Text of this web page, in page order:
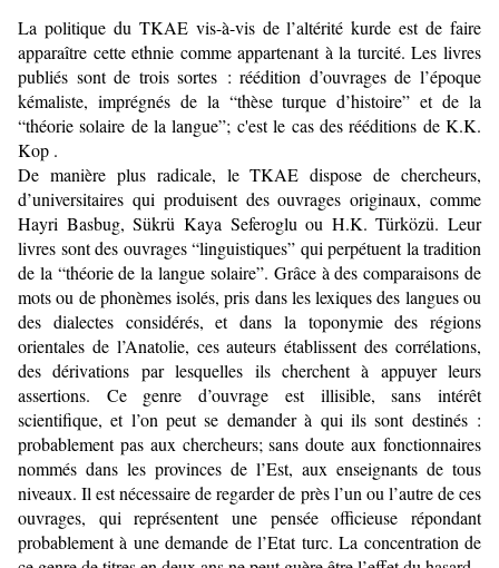
La politique du TKAE vis-à-vis de l’altérité kurde est de faire
appa­raître cette ethnie comme appartenant à la turcité. Les livres
publiés sont de trois sortes : réédition d’ouvrages de l’époque
kémaliste, imprégnés de la “thèse turque d’histoire” et de la
“théorie solaire de la langue”; c'est le cas des rééditions de K.K.
Kop .
De manière plus radicale, le TKAE dispose de chercheurs,
d’universitaires qui produisent des ouvrages originaux, comme
Hayri Basbug, Sükrü Kaya Seferoglu ou H.K. Türközü. Leur
livres sont des ouvrages “linguistiques” qui perpétuent la tradition
de la “théorie de la langue solaire”. Grâce à des comparaisons de
mots ou de phonèmes isolés, pris dans les lexiques des langues ou
des dialectes considérés, et dans la toponymie des régions
orientales de l’Anatolie, ces auteurs établissent des corrélations,
des déri­vations par lesquelles ils cherchent à appuyer leurs
assertions. Ce genre d’ouvrage est illisible, sans intérêt
scientifique, et l’on peut se demander à qui ils sont destinés :
probablement pas aux chercheurs; sans doute aux fonctionnaires
nommés dans les provinces de l’Est, aux enseignants de tous
niveaux. Il est nécessaire de regarder de près l’un ou l’autre de ces
ouvrages, qui représentent une pensée officieuse répondant
probablement à une demande de l’Etat turc. La concentration de